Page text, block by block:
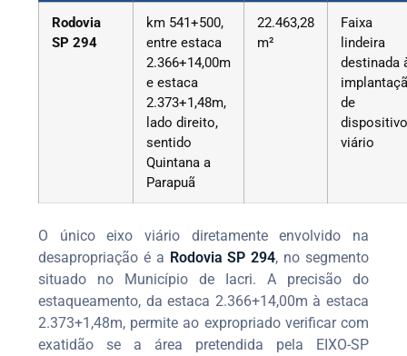
Rodovia
SP 294
km 541+500,
entre estaca
2.366+14,00m
e estaca
2.373+1,48m,
lado direito,
sentido
Quintana a
Parapuã
22.463,28
m²
Faixa
lindeira
destinada
de
viário
O único eixo viário diretamente envolvido na
desapropriação é a Rodovia SP 294, no segmento
situado no Município de Iacri. A precisão do
estaqueamento, da estaca 2.366+14,00m à estaca
2.373+1,48m, permite ao expropriado verificar com
exatidão se a área pretendida pela EIXO-SP